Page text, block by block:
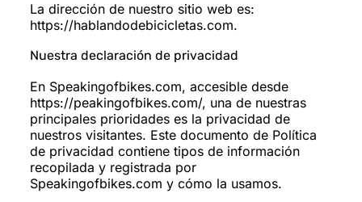
La dirección de nuestro sitio web es:
https://hablandodebicicletas.com.
Nuestra declaración de privacidad
En Speakingofbikes.com, accesible desde
https://peakingofbikes.com/, una de nuestras
principales prioridades es la privacidad de
nuestros visitantes. Este documento de Política
de privacidad contiene tipos de información
recopilada y registrada por
Speakingofbikes.com y cómo la usamos.